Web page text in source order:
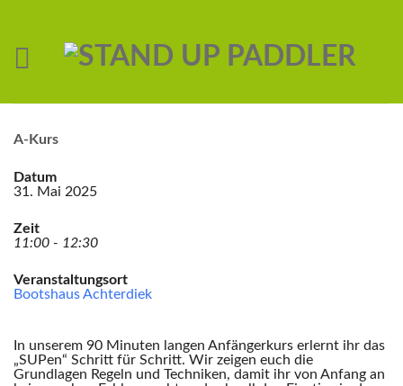
A-Kurs
Datum
31. Mai 2025
Zeit
11:00 - 12:30
Veranstaltungsort
Bootshaus Achterdiek
In unserem 90 Minuten langen Anfängerkurs erlernt ihr das
„SUPen“ Schritt für Schritt. Wir zeigen euch die
Grundlagen Regeln und Techniken, damit ihr von Anfang an